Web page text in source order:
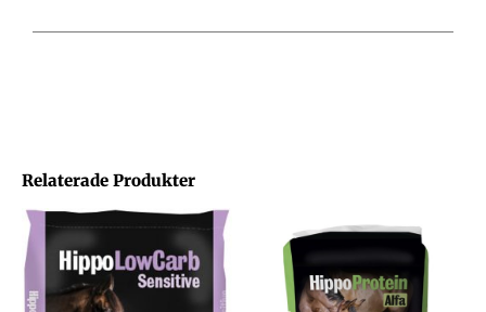
Relaterade Produkter